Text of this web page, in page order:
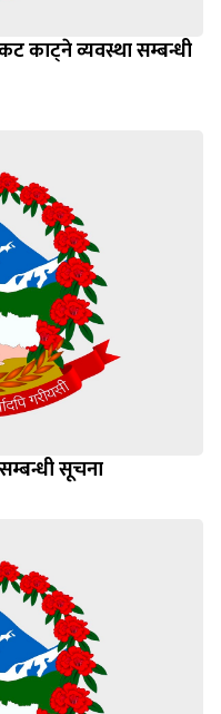
काट्ने व्यवस्था सम्बन्धी
सूचना